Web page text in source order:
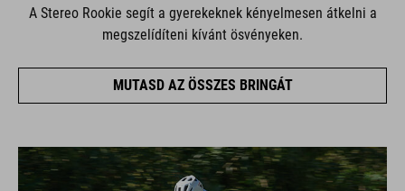
A Stereo Rookie segít a gyerekeknek kényelmesen átkelni a
megszelídíteni kívánt ösvényeken.
MUTASD AZ ÖSSZES BRINGÁT